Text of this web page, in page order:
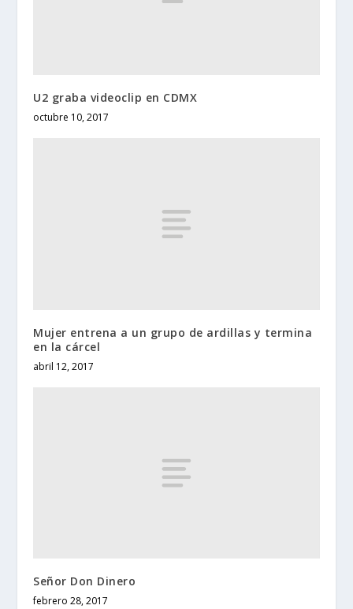
U2 graba videoclip en CDMX
octubre 10, 2017
Mujer entrena a un grupo de ardillas y termina
en la cárcel
abril 12, 2017
Señor Don Dinero
febrero 28, 2017